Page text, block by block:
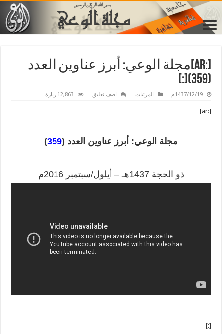
[:ar]مجلة الوعي: أبرز عناوين العدد
(359)[:]
1437/12/19م المرئيات اضف تعليق 12,863 زيارة
[:ar]
مجلة الوعي: أبرز عناوين العدد (359
)
ذو الحجة 1437هـ – أيلول/سبتمبر 2016م
[:]